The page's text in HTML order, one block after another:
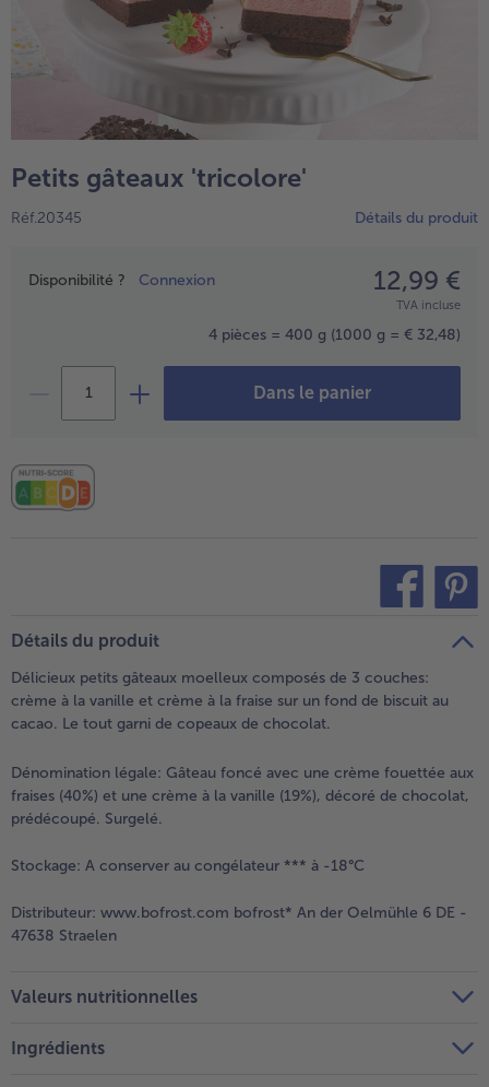
High Protein
TousHigh Protein
Veggie & Vegan
TousVeggie & Vegan
- € 5 à l’achat de 7 plats au choix
Petits gâteaux 'tricolore'
Réf.20345 Détails du produit
Prix
Disponibilité ? Connexion 12,99 €
TVA incluse
4 pièces = 400 g (1000 g = € 32,48)
Dans le panier
Détails du produit
Délicieux petits gâteaux moelleux composés de 3 couches:
crème à la vanille et crème à la fraise sur un fond de biscuit au
cacao. Le tout garni de copeaux de chocolat.
Dénomination légale: Gâteau foncé avec une crème fouettée aux
fraises (40%) et une crème à la vanille (19%), décoré de chocolat,
prédécoupé. Surgelé.
Stockage: A conserver au congélateur *** à -18°C
Distributeur: www.bofrost.com bofrost* An der Oelmühle 6 DE -
47638 Straelen
Valeurs nutritionnelles
Ingrédients